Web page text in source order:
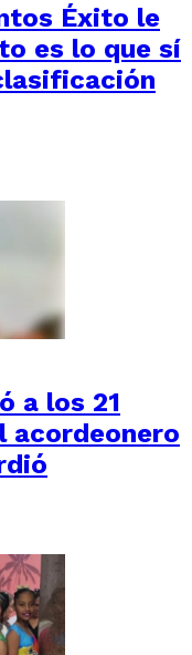
Éxito le
es lo que sí
a los 21
acordeonero